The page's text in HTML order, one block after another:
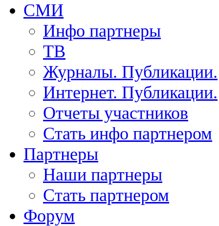
СМИ
Инфо партнеры
ТВ
Журналы. Публикации.
Интернет. Публикации.
Отчеты участников
Стать инфо партнером
Партнеры
Наши партнеры
Стать партнером
Форум